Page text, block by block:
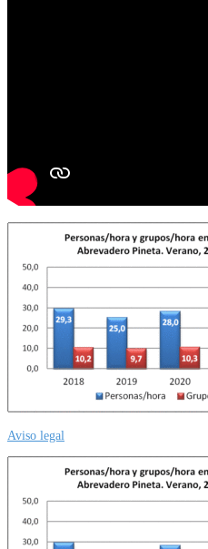
Aviso legal